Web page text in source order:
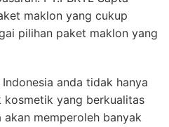
maklon yang cukup
pilihan paket maklon yang
Indonesia anda tidak hanya
kosmetik yang berkualitas
akan memperoleh banyak